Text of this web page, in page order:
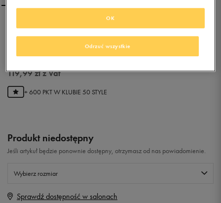
UNDER ARMOUR UA
SPEEDFORM AMP 2.0
119,99złz Vat
+ 600 PKT W KLUBIE 50 STYLE
Produkt niedostępny
Jeśli artykuł będzie ponownie dostępny, otrzymasz od nas powiadomienie.
Wybierz rozmiar
Rozmiary EU
Sprawdź dostępność w salonach
Odrzuć wszystkie
OK